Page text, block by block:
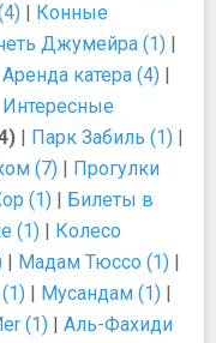
| Конные
Джумейра (1) |
Аренда катера (4) |
Интересные
| Парк Забиль (1) |
(7) | Прогулки
(1) | Билеты в
(1) | Колесо
| Мадам Тюссо (1) |
| Мусандам (1) |
(1) | Аль-Фахиди